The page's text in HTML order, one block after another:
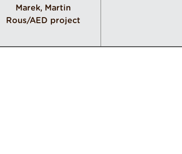
Marek, Martin
Rous/AED project